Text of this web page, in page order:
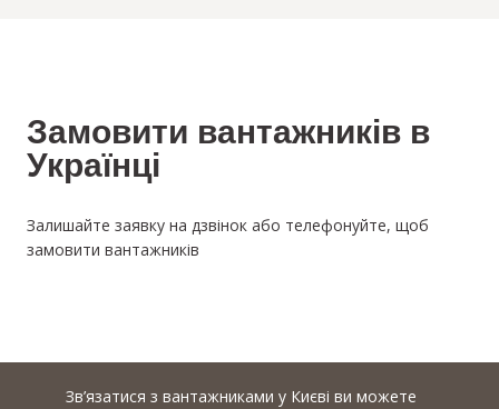
Замовити вантажників в
Українці
Залишайте заявку на дзвінок або телефонуйте, щоб
замовити вантажників
Зв’язатися з вантажниками у Києві ви можете